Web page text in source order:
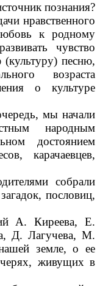
познания?
нравственного
к родному
чувство
песню,
возраста
о культуре
мы начали
народным
достоянием
карачаевцев,
собрали
пословиц,
Киреева, Е.
Д. Лагучева, М.
земле, о ее
живущих в